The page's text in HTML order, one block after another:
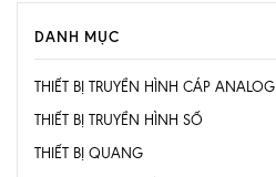
DANH MỤC
THIẾT BỊ TRUYỀN HÌNH CÁP ANALOG
THIẾT BỊ TRUYỀN HÌNH SỐ
THIẾT BỊ QUANG